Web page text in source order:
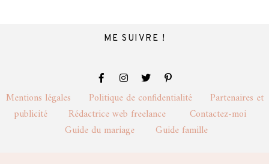
ME SUIVRE !
Mentions légales Politique de confidentialité Partenaires et
publicité Rédactrice web freelance Contactez-moi
Guide du mariage Guide famille